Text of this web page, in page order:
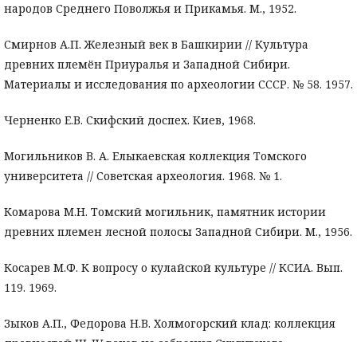
народов Среднего Поволжья и Прикамья. М., 1952.
Смирнов А.П. Железный век в Башкирии // Культура
древних племён Приуралья и Западной Сибири.
Материалы и исследования по археологии СССР. № 58. 1957.
Черненко Е.В. Скифский доспех. Киев, 1968.
Могильников В. А. Елыкаевская коллекция Томского
университета // Советская археология. 1968. № 1.
Комарова М.Н. Томский могильник, памятник истории
древних племен лесной полосы Западной Сибири. М., 1956.
Косарев М.Ф. К вопросу о кулайской культуре // КСИА. Вып.
119. 1969.
Зыков А.П., Федорова Н.В. Холмогорский клад: коллекция